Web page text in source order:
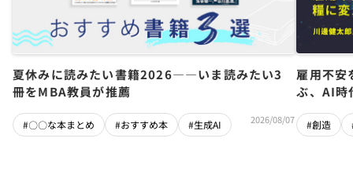
夏休みに読みたい書籍2026――いま読みたい3
冊をMBA教員が推薦
#〇〇な本まとめ #おすすめ本 #生成AI 2026/08/07
雇用不
ぶ、AI時
#創造